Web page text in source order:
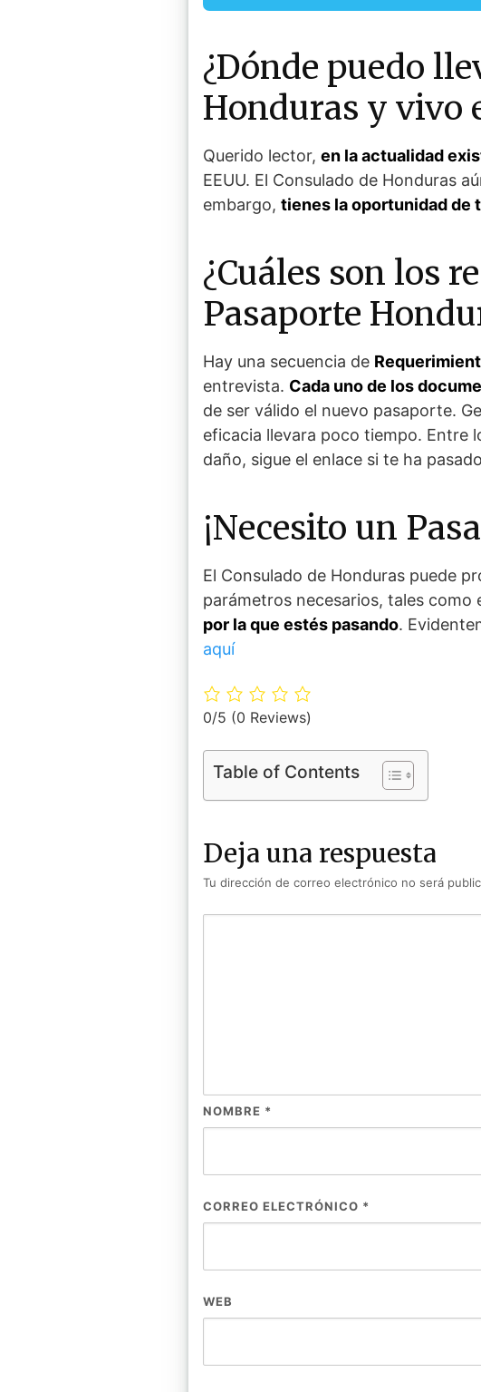
¿Dónde puedo
Honduras y vivo
Querido lector, en la actualidad
EEUU. El Consulado de Honduras
embargo, tienes la oportunidad de
¿Cuáles son los
Pasaporte
Hay una secuencia de
entrevista. Cada uno de los
de ser válido el nuevo pasaporte.
eficacia llevara poco tiempo. Entre
daño, sigue el enlace si te ha
¡Necesito un
El Consulado de Honduras puede
parámetros necesarios, tales
por la que estés pasando.
aquí
0/5 (0 Reviews)
Table of Contents
Deja una respuesta
Tu dirección de correo electrónico no será
NOMBRE *
CORREO ELECTRÓNICO *
WEB